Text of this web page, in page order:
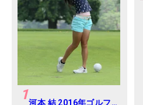
1河本 結 2016年ゴルフ